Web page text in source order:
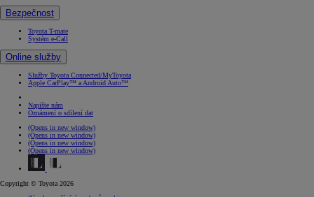
Bezpečnost
Toyota T-mate
Systém e-Call
Online služby
Služby Toyota Connected/MyToyota
Apple CarPlay™ a Android Auto™
Napište nám
Oznámení o sdílení dat
(Opens in new window)
(Opens in new window)
(Opens in new window)
(Opens in new window)
Copyright © Toyota 2026